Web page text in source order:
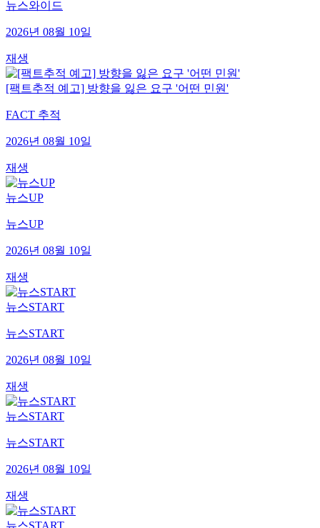
뉴스와이드
2026년 08월 10일
재생
[팩트추적 예고] 방향을 잃은 요구 '어떤 민원'
FACT 추적
2026년 08월 10일
재생
뉴스UP
뉴스UP
2026년 08월 10일
재생
뉴스START
뉴스START
2026년 08월 10일
재생
뉴스START
뉴스START
2026년 08월 10일
재생
뉴스START